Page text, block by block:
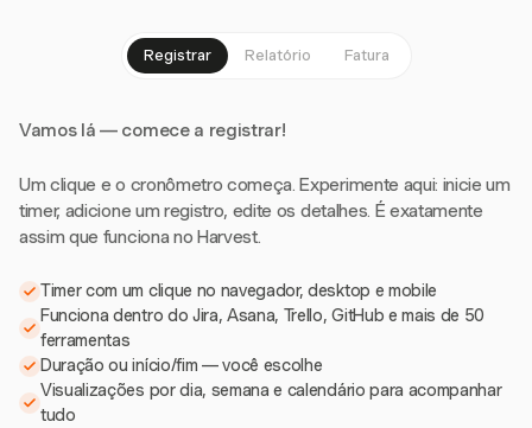
Registrar Relatório Fatura
Vamos lá — comece a registrar!
Um clique e o cronômetro começa. Experimente aqui: inicie um
timer, adicione um registro, edite os detalhes. É exatamente
assim que funciona no Harvest.
Timer com um clique no navegador, desktop e mobile
Funciona dentro do Jira, Asana, Trello, GitHub e mais de 50
ferramentas
Duração ou início/fim — você escolhe
Visualizações por dia, semana e calendário para acompanhar
tudo